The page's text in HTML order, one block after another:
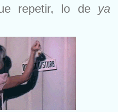
repetir, lo de ya